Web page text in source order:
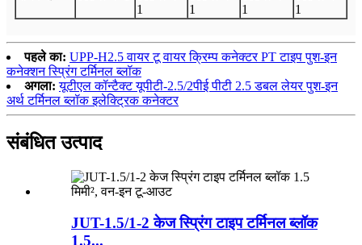
1
1
1
1
पहले का: UPP-H2.5 वायर टू वायर क्रिम्प कनेक्टर PT टाइप पुश-इन
कनेक्शन स्प्रिंग टर्मिनल ब्लॉक
अगला: यूटीएल कॉन्टैक्ट यूपीटी-2.5/2पीई पीटी 2.5 डबल लेयर पुश-इन
अर्थ टर्मिनल ब्लॉक इलेक्ट्रिक कनेक्टर
संबंधित उत्पाद
JUT-1.5/1-2 केज स्प्रिंग टाइप टर्मिनल ब्लॉक
1.5...